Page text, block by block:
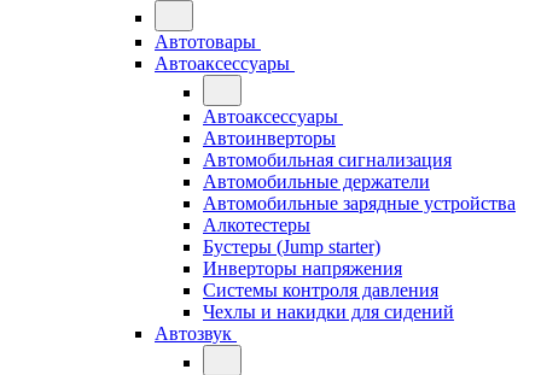
Автотовары
Автоаксессуары
Автоаксессуары
Автоинверторы
Автомобильная сигнализация
Автомобильные держатели
Автомобильные зарядные устройства
Алкотестеры
Бустеры (Jump starter)
Инверторы напряжения
Системы контроля давления
Чехлы и накидки для сидений
Автозвук